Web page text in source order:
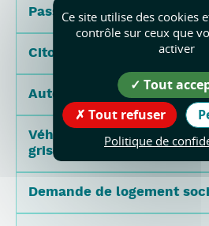
Passeport
Citoyenneté et élection
Autorisations d'urbanisme
Véhicule : permis de
grise
Demande de logement
Ce site utilise des cookies
contrôle sur ceux que
activer
Tout
Tout refuser
Politique de